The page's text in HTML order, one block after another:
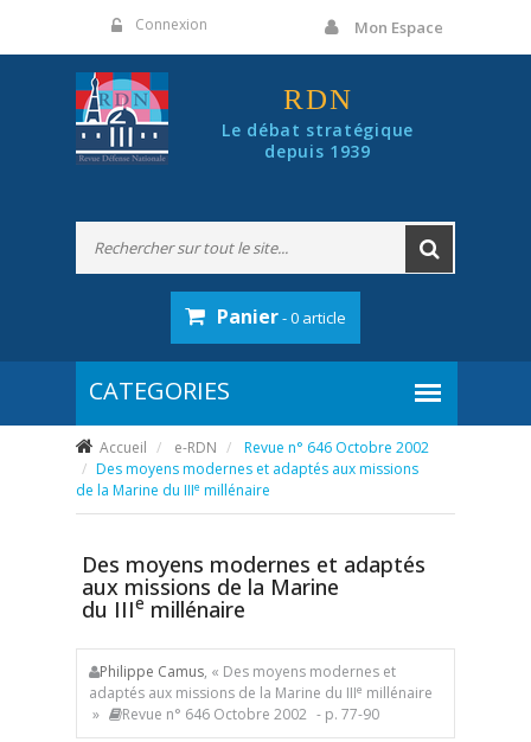
Connexion Mon Espace
RDN
Le débat stratégique
depuis 1939
Panier- 0 article
Accueil e-RDN
Revue n° 646 Octobre 2002
Des moyens modernes et adaptés aux missions
de la Marine du IIIe millénaire
Des moyens modernes et adaptés
aux missions de la Marine
du IIIe millénaire
Philippe Camus, « Des moyens modernes et
adaptés aux missions de la Marine du IIIe millénaire
»
Revue n° 646 Octobre 2002 - p. 77-90